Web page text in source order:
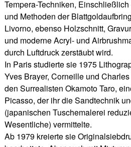
Tempera-Techniken,
und Methoden der
Livorno, ebenso Holzschnitt,
und moderne Acryl- und
durch Luftdruck zerstäubt wird.
In Paris studierte sie 1975
Yves Brayer, Corneille und
den Surrealisten Okamoto Taro,
Picasso, der ihr die Sandtechnik
(japanischen Tuschemalerei
Wesentliche) vermittelte.
Ab 1979 kreierte sie